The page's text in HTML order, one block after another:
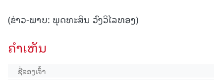
(ຂ່າວ-ພາບ: ພຸດທະສິນ ວົງວິໄລທອງ)
ຄໍາເຫັນ